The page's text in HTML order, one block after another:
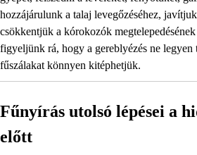
hozzájárulunk a talaj levegőzéséhez,
csökkentjük a kórokozók
figyeljünk rá, hogy a gereblyézés ne
fűszálakat könnyen kitéphetjük.
Fűnyírás utolsó lépései a
előtt